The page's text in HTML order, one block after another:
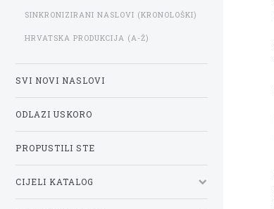
SINKRONIZIRANI NASLOVI (KRONOLOŠKI)
HRVATSKA PRODUKCIJA (A-Ž)
SVI NOVI NASLOVI
ODLAZI USKORO
PROPUSTILI STE
CIJELI KATALOG